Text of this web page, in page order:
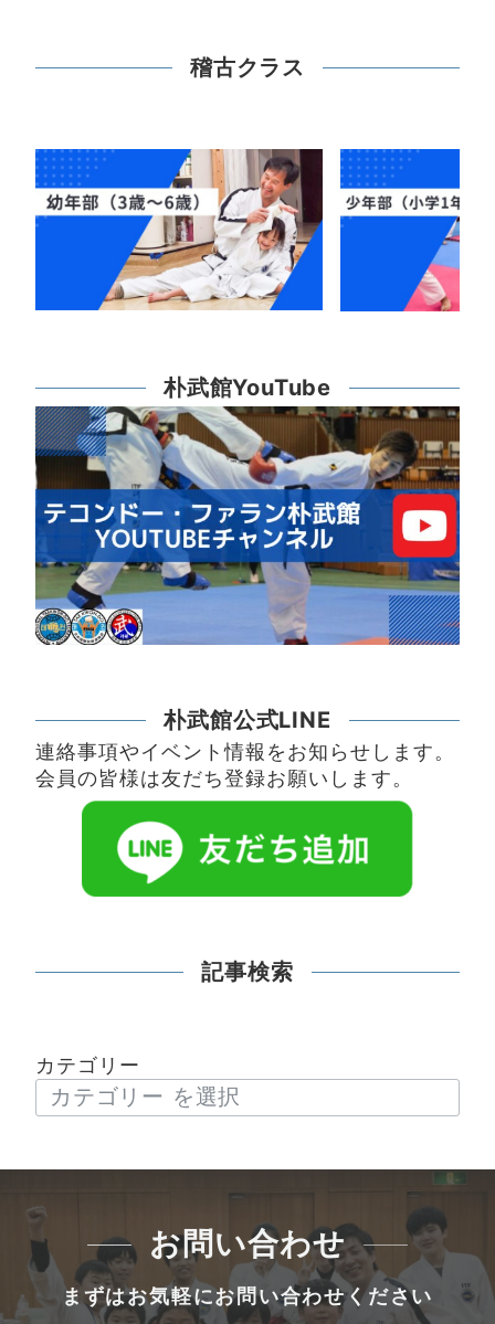
稽古クラス
朴武館YouTube
朴武館公式LINE
連絡事項やイベント情報をお知らせします。
会員の皆様は友だち登録お願いします。
記事検索
カテゴリー
お問い合わせ
まずはお気軽にお問い合わせください